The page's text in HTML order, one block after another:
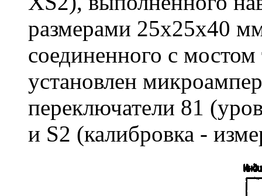
размерами 25х25х40
соединенного с
установлен
переключатели 81
и S2 (калибровка -